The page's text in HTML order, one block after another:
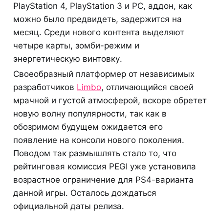
PlayStation 4, PlayStation 3 и PC, аддон, как
можно было предвидеть, задержится на
месяц. Среди нового контента выделяют
четыре карты, зомби-режим и
энергетическую винтовку.
Своеобразный платформер от независимых
разработчиков Limbo, отличающийся своей
мрачной и густой атмосферой, вскоре обретет
новую волну популярности, так как в
обозримом будущем ожидается его
появление на консоли нового поколения.
Поводом так размышлять стало то, что
рейтинговая комиссия PEGI уже установила
возрастное ограничение для PS4-варианта
данной игры. Осталось дождаться
официальной даты релиза.